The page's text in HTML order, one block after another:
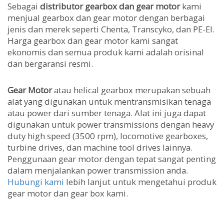
Sebagai distributor gearbox dan gear motorkami
menjual gearbox dan gear motor dengan berbagai
jenis dan merek seperti Chenta, Transcyko, dan PE-EI.
Harga gearbox dan gear motor kami sangat
ekonomis dan semua produk kami adalah orisinal
dan bergaransi resmi.
Gear Motoratau helical gearbox merupakan sebuah
alat yang digunakan untuk mentransmisikan tenaga
atau power dari sumber tenaga. Alat ini juga dapat
digunakan untuk power transmissions dengan heavy
duty high speed (3500 rpm), locomotive gearboxes,
turbine drives, dan machine tool drives lainnya.
Penggunaan gear motor dengan tepat sangat penting
dalam menjalankan power transmission anda.
Hubungi kami lebih lanjut untuk mengetahui produk
gear motor dan gear box kami.